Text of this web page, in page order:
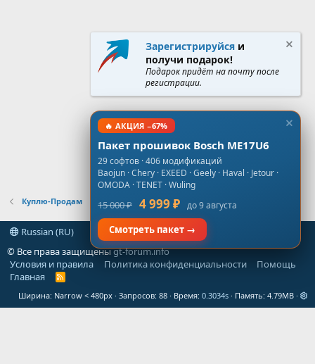
Куплю-Продам
Russian (RU)
© Все права защищеныgt-forum.info
Условия и правила
Политика конфиденциальности
Помощь
Главная
R
S
Ширина Запросов 88 Время 0.3034s Память 4.79MB
Зарегистрируйся и
получи подарок!
Подарок придёт на почту после
регистрации.
🔥 АКЦИЯ −67%
Пакет прошивок Bosch ME17U6
29 софтов · 406 модификаций
Baojun · Chery · EXEED · Geely · Haval · Jetour ·
OMODA · TENET · Wuling
15 000 ₽ 4 999 ₽ до 9 августа
Смотреть пакет →